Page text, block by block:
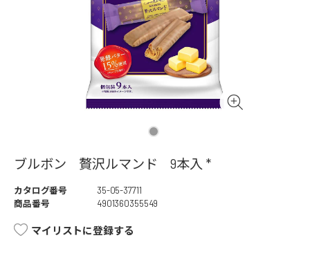
ブルボン 贅沢ルマンド 9本入 *
カタログ番号
35-05-37711
商品番号
4901360355549
マイリストに登録する